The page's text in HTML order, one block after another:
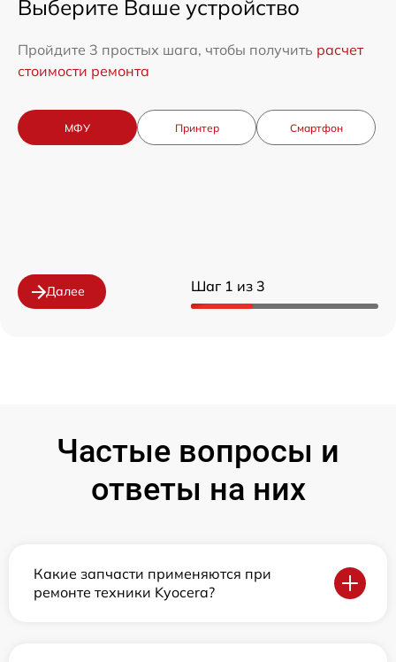
Шаг 1 из 3
Выберите Ваше устройство
Пройдите 3 простых шага, чтобы получить расчет
стоимости ремонта
МФУ Принтер Смартфон
Далее
Частые вопросы и
ответы на них
Какие запчасти применяются при
ремонте техники Kyocera?